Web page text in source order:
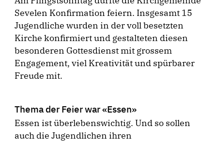
Sevelen Konfirmation feiern. Insgesamt 15
Jugendliche wurden in der voll besetzten
Kirche konfirmiert und gestalteten diesen
besonderen Gottesdienst mit grossem
Engagement, viel Kreativität und spürbarer
Freude mit.
Thema der Feier war «Essen»
Essen ist überlebenswichtig. Und so sollen
auch die Jugendlichen ihren